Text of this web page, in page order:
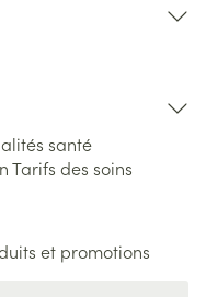
santé
Tarifs des soins
et promotions